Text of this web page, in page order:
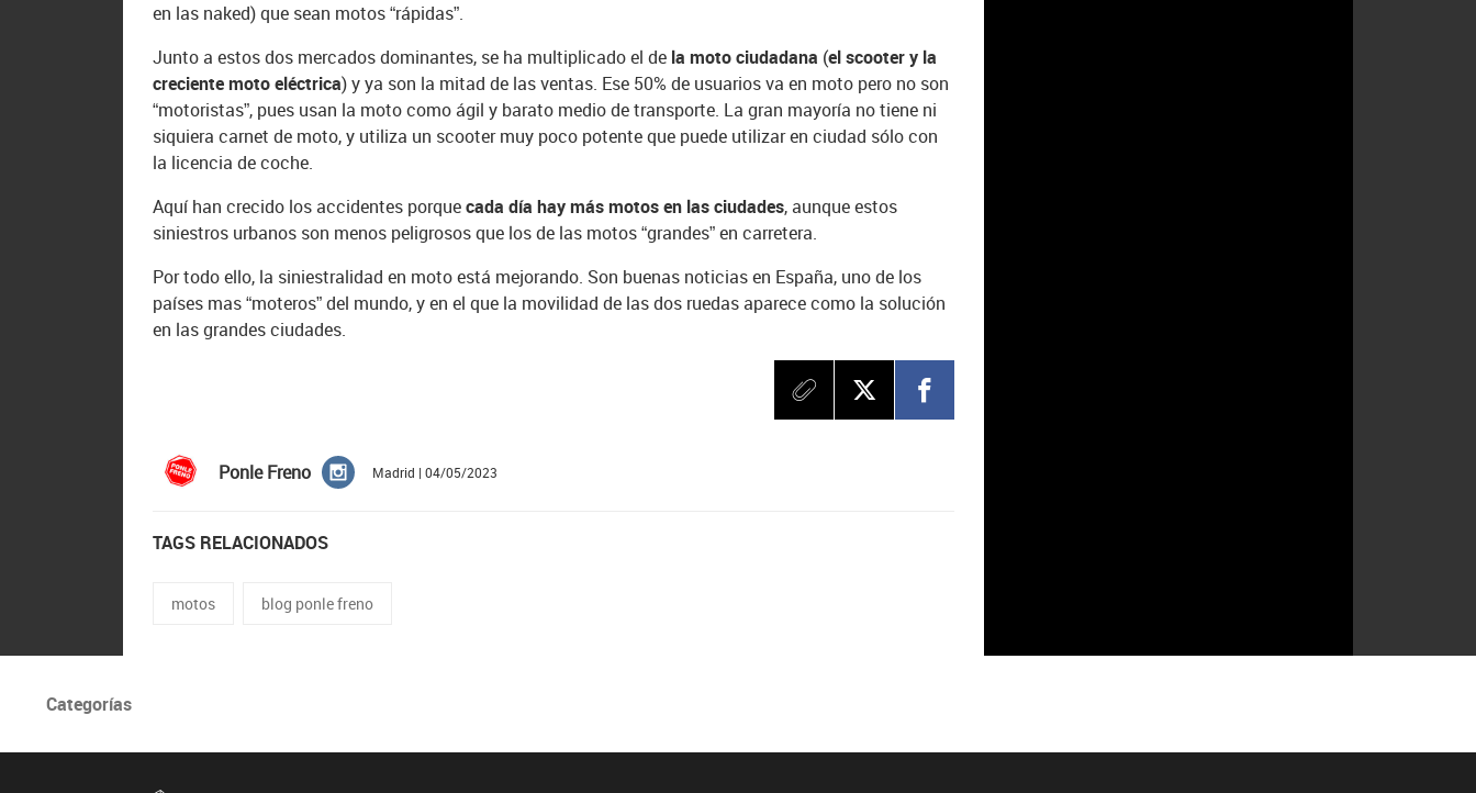
en las naked) que sean motos “rápidas”.
Junto a estos dos mercados dominantes, se ha multiplicado el de la moto ciudadana (el scooter y la
creciente moto eléctrica) y ya son la mitad de las ventas. Ese 50% de usuarios va en moto pero no son
“motoristas”, pues usan la moto como ágil y barato medio de transporte. La gran mayoría no tiene ni
siquiera carnet de moto, y utiliza un scooter muy poco potente que puede utilizar en ciudad sólo con
la licencia de coche.
Aquí han crecido los accidentes porquecada día hay más motos en las ciudades, aunque estos
siniestros urbanos son menos peligrosos que los de las motos “grandes” en carretera.
Por todo ello, la siniestralidad en moto está mejorando. Son buenas noticias en España, uno de los
países mas “moteros” del mundo, y en el que la movilidad de las dos ruedas aparece como la solución
en las grandes ciudades.
Ponle Freno Madrid | 04/05/2023
TAGS RELACIONADOS
motos blog ponle freno
Categorías